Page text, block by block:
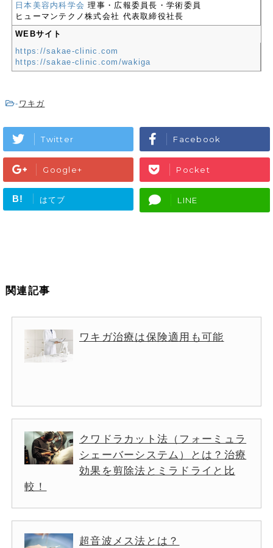
日本美容内科学会 理事・広報委員長・学術委員
ヒューマンテクノ株式会社 代表取締役社長
WEBサイト
https://sakae-clinic.com
https://sakae-clinic.com/wakiga
- ワキガ
Twitter Facebook
Google+ Pocket
B! はてブ LINE
関連記事
ワキガ治療は保険適用も可能
クワドラカット法（フォーミュラ
シェーバーシステム）とは？治療
効果を剪除法とミラドライと比
較！
超音波メス法とは？